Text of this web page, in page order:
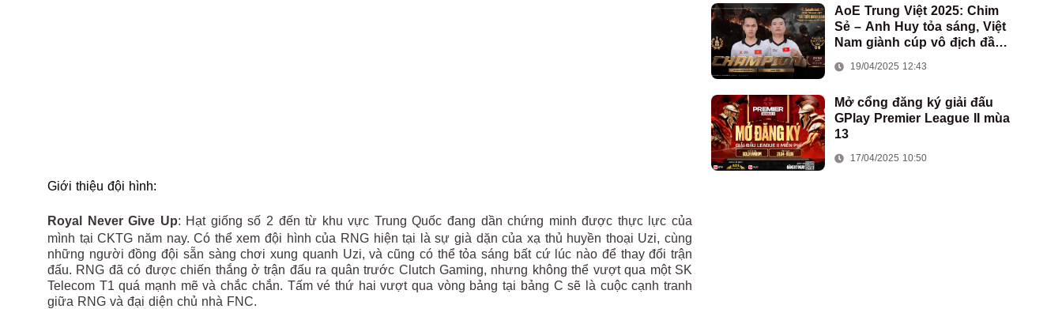
Giới thiệu đội hình:
Royal Never Give Up: Hạt giống số 2 đến từ khu vực Trung Quốc đang dần chứng minh được thực lực của
mình tại CKTG năm nay. Có thể xem đội hình của RNG hiện tại là sự già dặn của xạ thủ huyền thoại Uzi, cùng
những người đồng đội sẵn sàng chơi xung quanh Uzi, và cũng có thể tỏa sáng bất cứ lúc nào để thay đổi trận
đấu. RNG đã có được chiến thắng ở trận đấu ra quân trước Clutch Gaming, nhưng không thể vượt qua một SK
Telecom T1 quá mạnh mẽ và chắc chắn. Tấm vé thứ hai vượt qua vòng bảng tại bảng C sẽ là cuộc cạnh tranh
giữa RNG và đại diện chủ nhà FNC.
AoE Trung Việt 2025: Chim
Sẻ – Anh Huy tỏa sáng, Việt
Nam giành cúp vô địch đầu
19/04/2025 12:43
Mở cổng đăng ký giải đấu
GPlay Premier League II mùa
13
17/04/2025 10:50